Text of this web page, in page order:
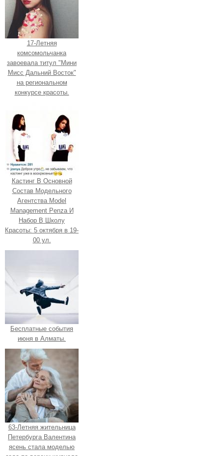
17-Летняя
комсомольчанка
завоевала титул "Мини
Мисс Дальний Восток"
на региональном
конкурсе красоты.
Кастинг В Основной
Состав Модельного
Агентства Model
Management Penza И
Набор В Школу
Красоты: 5 октября в 19-
00 ул.
Бесплатные события
июня в Алматы.
63-Летняя жительница
Петербурга Валентина
ясень стала моделью